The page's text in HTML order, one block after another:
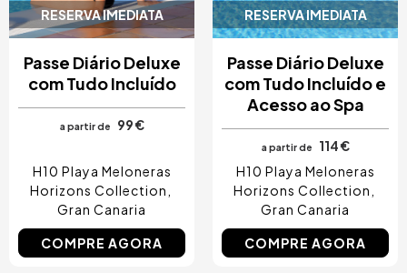
RESERVA IMEDIATA
Passe Diário Deluxe
com Tudo Incluído
a partir de 99 €
H10 Playa Meloneras
Horizons Collection
Gran Canaria
COMPRE AGORA
RESERVA IMEDIATA
Passe Diário Deluxe
com Tudo Incluído e
Acesso ao Spa
a partir de
114 €
H10 Playa Meloneras
Horizons Collection
Gran Canaria
COMPRE AGORA